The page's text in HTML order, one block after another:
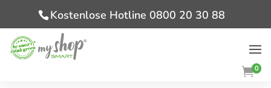
Kostenlose Hotline 0800 20 30 88
0